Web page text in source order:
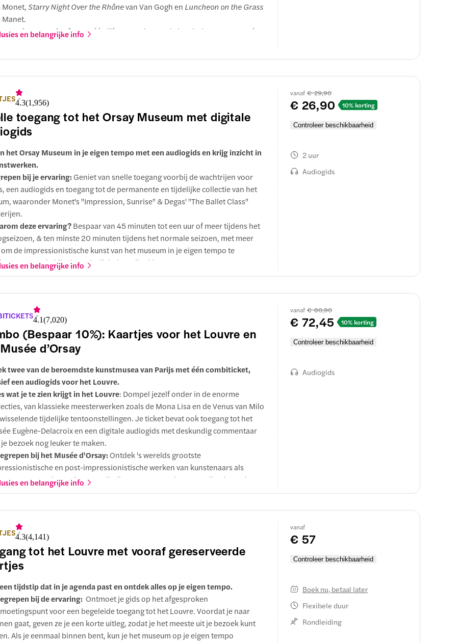
Monet,Starry Night Over the Rhônevan Van Gogh en Luncheon on the Grass
Manet.
deze ervaring?De makkelijkste manier om de iconische meesterwerken
digitale audiogids voor gedetailleerde uitleg die je in je eigen
kunt beluisteren, een flexibel toegangskaartje waarmee je het museum op
jou gekozen dag op elk moment tijdens de openingstijden kunt
of een combiticket waarmee je toegang krijgt tot zowel het Musée
als de Musée de l’Orangerie, zodat je twee iconische Parijse musea met
kaartje kunt ontdekken.
en belangrijke info
4.3(1,956)
toegang tot het Orsay Museum met digitale
vanaf € 29,90
€ 26,90 10% korting
Controleer beschikbaarheid
2 uur
Audiogids
het Orsay Museum in je eigen tempo met een audiogids en krijg inzicht in
bij je ervaring: Geniet van snelle toegang voorbij de wachtrijen voor
een audiogids en toegang tot de permanente en tijdelijke collectie van het
waaronder Monet's "Impression, Sunrise" & Degas' "The Ballet Class"
deze ervaring?Bespaar van 45 minuten tot een uur of meer tijdens het
& ten minste 20 minuten tijdens het normale seizoen, met meer
de impressionistische kunst van het museum in je eigen tempo te
met de bijgeleverde digitale audiogids.
en belangrijke info
4.1(7,020)
(Bespaar 10%): Kaartjes voor het Louvre en
d’Orsay
vanaf € 80,90
€ 72,45 10% korting
Controleer beschikbaarheid
Audiogids
twee van de beroemdste kunstmusea van Parijs met één combiticket,
een audiogids voor het Louvre.
wat je te zien krijgt in het Louvre: Dompel jezelf onder in de enorme
van klassieke meesterwerken zoals de Mona Lisa en de Venus van Milo
tijdelijke tentoonstellingen. Je ticket bevat ook toegang tot het
Eugène-Delacroix en een digitale audiogids met deskundig commentaar
bezoek nog leuker te maken.
bij het Musée d'Orsay: Ontdek 's werelds grootste
en post-impressionistische werken van kunstenaars als
en Van Gogh. Geniet van volledige toegang tot de vaste collectie van het
audiocommentaar, toegang tot zowel permanente (voor Orsay) als tijdelijke
het Louvre) tentoonstellingen, plus een extra museumbezoek - alles in één
en belangrijke info
4.3(4,141)
tot het Louvre met vooraf gereserveerde
vanaf
€ 57
Controleer beschikbaarheid
Boek nu, betaal later
Flexibele duur
Rondleiding
tijdstip dat in je agenda past en ontdek alles op je eigen tempo.
bij de ervaring: Ontmoet je gids op het afgesproken
voor een begeleide toegang tot het Louvre. Voordat je naar
gaat, geven ze je een korte uitleg, zodat je het meeste uit je bezoek kunt
Als je eenmaal binnen bent, kun je het museum op je eigen tempo